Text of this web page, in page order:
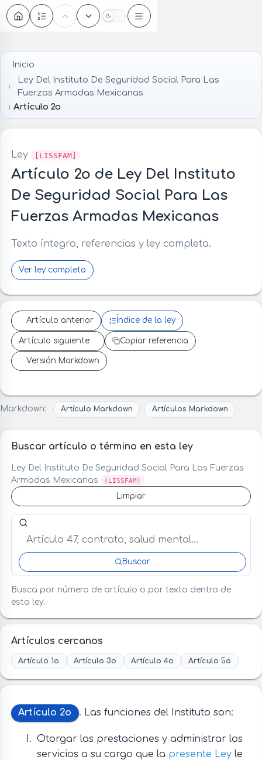
Oscuro
Inicio
Ley Del Instituto De Seguridad Social Para Las
Fuerzas Armadas Mexicanas
Artículo 2o
Ley [LISSFAM]
Artículo 2o de Ley Del Instituto
De Seguridad Social Para Las
Fuerzas Armadas Mexicanas
Texto íntegro, referencias y ley completa.
Ver ley completa
Artículo anterior Índice de la ley
Artículo siguiente Copiar referencia
Versión Markdown
Markdown: Artículo Markdown Artículos Markdown
Buscar artículo o término en esta ley
Ley Del Instituto De Seguridad Social Para Las Fuerzas
Armadas Mexicanas
(LISSFAM)
Limpiar
Buscar artículo o término en esta ley
Buscar
Busca por número de artículo o por texto dentro de
esta ley.
Artículos cercanos
Artículo 1o Artículo 3o Artículo 4o Artículo 5o
Artículo 2o . Las funciones del Instituto son:
Otorgar las prestaciones y administrar los
servicios a su cargo que la presente Leyle